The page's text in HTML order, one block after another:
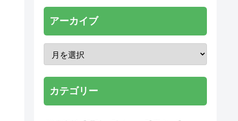
アーカイブ
カテゴリー